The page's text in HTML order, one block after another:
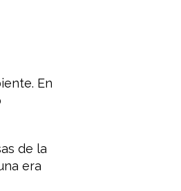
En
de la
era